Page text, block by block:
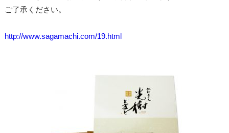
ご了承ください。
http://www.sagamachi.com/19.html